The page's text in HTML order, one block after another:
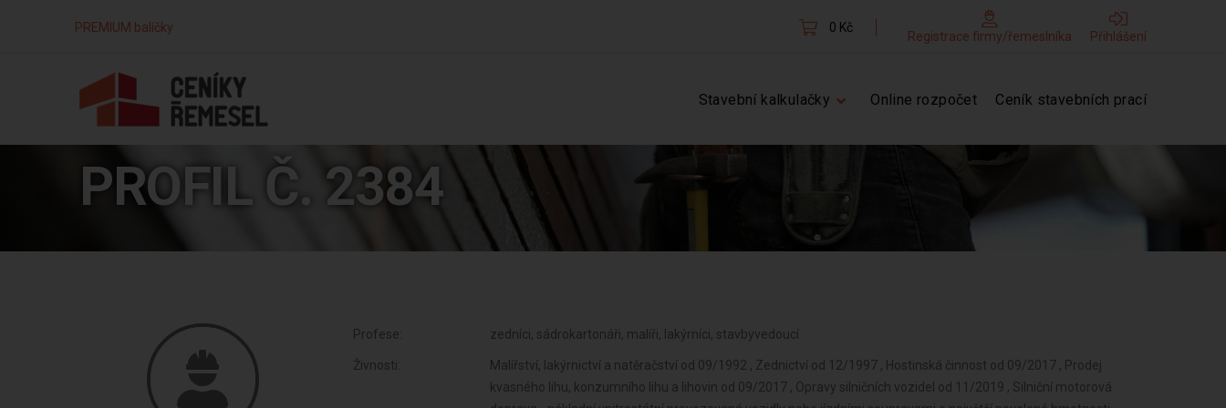
PREMIUM balíčky 0 Kč
Registrace firmy/řemeslníka Přihlášení
Stavební kalkulačky Online rozpočet Ceník stavebních prací
PROFIL Č. 2384
Profese: zedníci, sádrokartonáři, malíři, lakýrníci, stavbyvedoucí
Živnosti:
Malířství, lakýrnictví a natěračství od 09/1992 , Zednictví od 12/1997 , Hostinská činnost od 09/2017 , Prodej
kvasného lihu, konzumního lihu a lihovin od 09/2017 , Opravy silničních vozidel od 11/2019 , Silniční motorová